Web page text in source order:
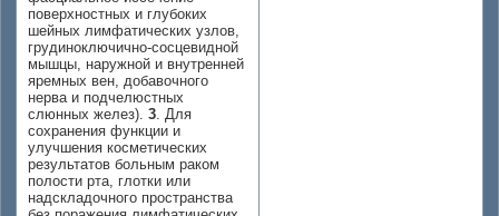
поверхностных и глубоких
шейных лимфатических узлов,
грудиноключично-сосцевидной
мышцы, наружной и внутренней
яремных вен, добавочного
нерва и подчелюстных
слюнных желез). 3. Для
сохранения функции и
улучшения косметических
результатов больным раком
полости рта, глотки или
надскладочного пространства